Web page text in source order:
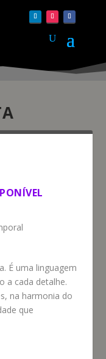
É uma linguagem
a cada detalhe.
na harmonia do
que